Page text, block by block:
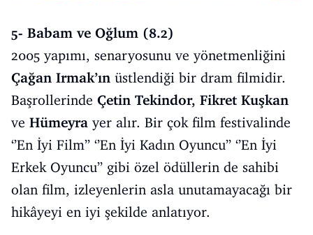
5- Babam ve Oğlum (8.2)
2005 yapımı, senaryosunu ve yönetmenliğini
Çağan Irmak’ın üstlendiği bir dram filmidir.
Başrollerinde Çetin Tekindor, Fikret Kuşkan
ve Hümeyra yer alır. Bir çok film festivalinde
‘’En İyi Film’’ ‘’En İyi Kadın Oyuncu’’ ‘’En İyi
Erkek Oyuncu’’ gibi özel ödüllerin de sahibi
olan film, izleyenlerin asla unutamayacağı bir
hikâyeyi en iyi şekilde anlatıyor.